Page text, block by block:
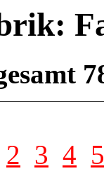
2 3 4 5